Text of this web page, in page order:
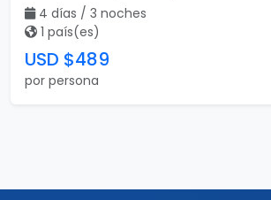
4 días / 3 noches
1 país(es)
USD $489
por persona